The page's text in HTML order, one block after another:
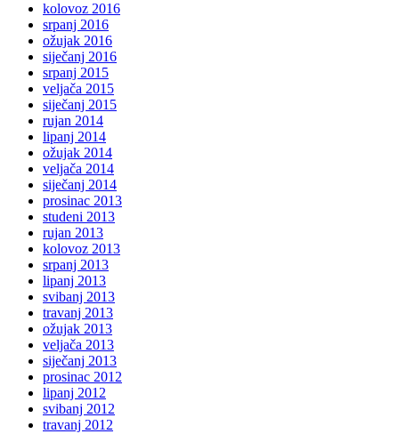
kolovoz 2016
srpanj 2016
ožujak 2016
siječanj 2016
srpanj 2015
veljača 2015
siječanj 2015
rujan 2014
lipanj 2014
ožujak 2014
veljača 2014
siječanj 2014
prosinac 2013
studeni 2013
rujan 2013
kolovoz 2013
srpanj 2013
lipanj 2013
svibanj 2013
travanj 2013
ožujak 2013
veljača 2013
siječanj 2013
prosinac 2012
lipanj 2012
svibanj 2012
travanj 2012